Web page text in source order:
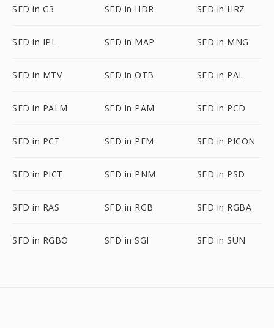
SFD in G3 SFD in HDR SFD in HRZ
SFD in IPL SFD in MAP SFD in MNG
SFD in MTV SFD in OTB SFD in PAL
SFD in PALM SFD in PAM SFD in PCD
SFD in PCT SFD in PFM SFD in PICON
SFD in PICT SFD in PNM SFD in PSD
SFD in RAS SFD in RGB SFD in RGBA
SFD in RGBO SFD in SGI SFD in SUN